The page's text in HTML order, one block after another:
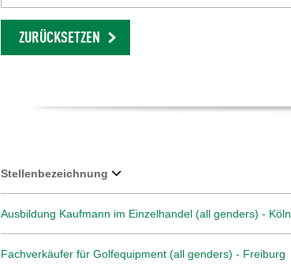
ZURÜCKSETZEN
Stellenbezeichnung
Ausbildung Kaufmann im Einzelhandel (all genders) - Köln
Fachverkäufer für Golfequipment (all genders) - Freiburg